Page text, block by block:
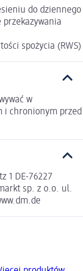
do dziennego
przekazywania
spożycia (RWS)
w
i chronionym przed
1 DE-76227
sp. z o.o. ul.